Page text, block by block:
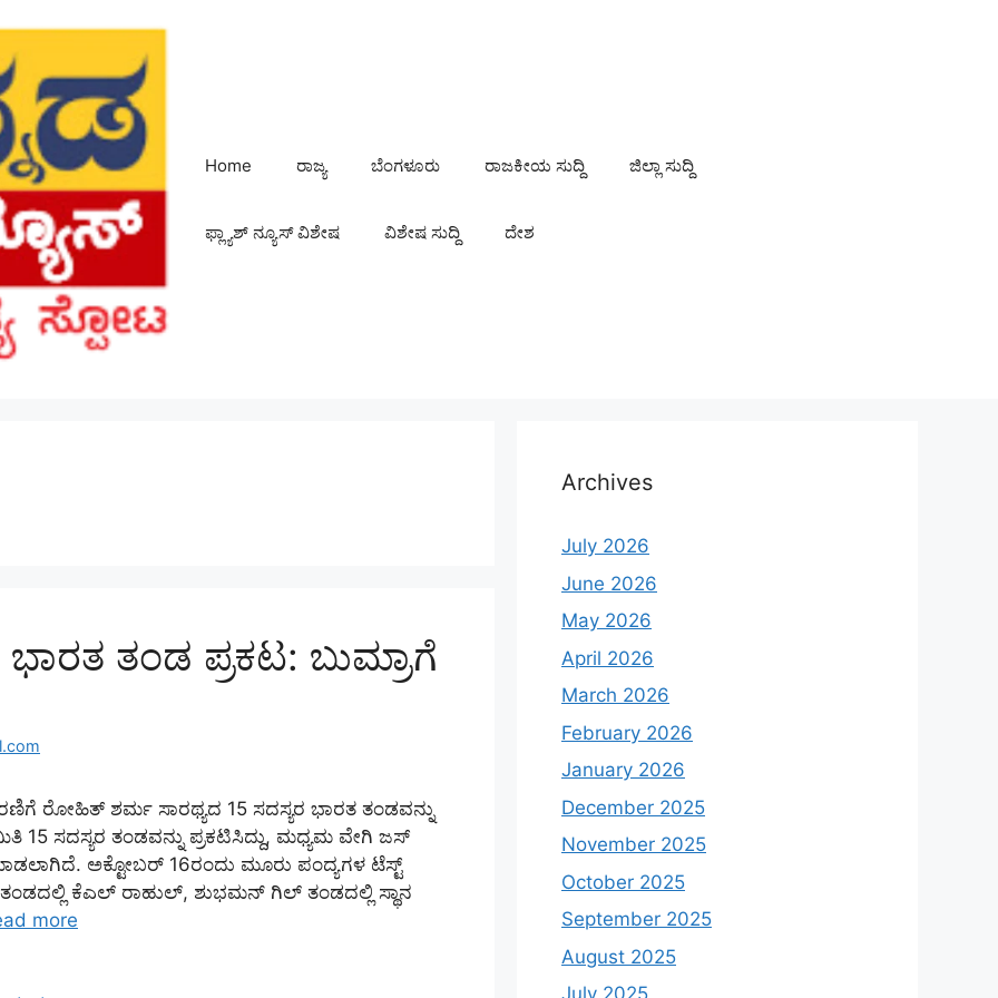
Home ರಾಜ್ಯ ಬೆಂಗಳೂರು ರಾಜಕೀಯ ಸುದ್ದಿ ಜಿಲ್ಲಾ ಸುದ್ದಿ
ಫ್ಲ್ಯಾಶ್ ನ್ಯೂಸ್ ವಿಶೇಷ ವಿಶೇಷ ಸುದ್ದಿ ದೇಶ
ತಂಡ ಪ್ರಕಟ: ಬುಮ್ರಾಗೆ
ರೋಹಿತ್ ಶರ್ಮ ಸಾರಥ್ಯದ 15 ಸದಸ್ಯರ ಭಾರತ ತಂಡವನ್ನು
15 ಸದಸ್ಯರ ತಂಡವನ್ನು ಪ್ರಕಟಿಸಿದ್ದು, ಮಧ್ಯಮ ವೇಗಿ ಜಸ್
ಅಕ್ಟೋಬರ್ 16ರಂದು ಮೂರು ಪಂದ್ಯಗಳ ಟೆಸ್ಟ್
ಕೆಎಲ್ ರಾಹುಲ್, ಶುಭಮನ್ ಗಿಲ್ ತಂಡದಲ್ಲಿ ಸ್ಥಾನ
more
Archives
July 2026
June 2026
May 2026
April 2026
March 2026
February 2026
January 2026
December 2025
November 2025
October 2025
September 2025
August 2025